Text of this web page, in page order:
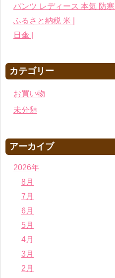
パンツ レディース 本気 防寒 |
ふるさと納税 米 |
日傘 |
カテゴリー
お買い物
未分類
アーカイブ
2026年
8月
7月
6月
5月
4月
3月
2月